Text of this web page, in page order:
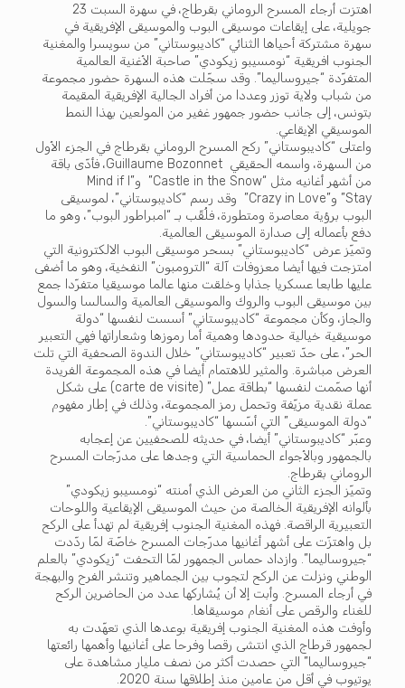
اهتزت أرجاء المسرح الروماني بقرطاج، في سهرة السبت 23
جويلية، على إيقاعات موسيقى البوب والموسيقى الإفريقية في
سهرة مشتركة أحياها الثنائي “كاديبوستاني” من سويسرا والمغنية
الجنوب افريقية “نومسيبو زيكودي” صاحبة الأغنية العالمية
المتفرّدة “جيروساليما”. وقد سجّلت هذه السهرة حضور مجموعة
من شباب ولاية توزر وعددا من أفراد الجالية الإفريقية المقيمة
بتونس، إلى جانب حضور جمهور غفير من المولعين بهذا النمط
الموسيقي الإيقاعي.
واعتلى “كاديبوستاني” ركح المسرح الروماني بقرطاج في الجزء الأول
من السهرة، واسمه الحقيقي Guillaume Bozonnet، فأدّى باقة
من أشهر أغانيه مثل “Castle in the Snow” و”Mind if I
Stay” و”Crazy in Love” وقد رسم “كاديبوستاني”، لموسيقى
البوب برؤية معاصرة ومتطورة، فلُقّب بـ “امبراطور البوب”، وهو ما
دفع بأعماله إلى صدارة الموسيقى العالمية.
وتميّز عرض “كاديبوستاني” بسحر موسيقى البوب الالكترونية التي
امتزجت فيها أيضا معزوفات آلة “الترومبون” النفخية، وهو ما أضفى
عليها طابعا عسكريا جذابا وخلقت منها عالما موسيقيا متفرّدا جمع
بين موسيقى البوب والروك والموسيقى العالمية والسالسا والسول
والجاز، وكأن مجموعة “كاديبوستاني” أسست لنفسها “دولة
موسيقية خيالية حدودها وهمية أما رموزها وشعاراتها فهي التعبير
الحر”، على حدّ تعبير “كاديبوستاني” خلال الندوة الصحفية التي تلت
العرض مباشرة. والمثير للاهتمام أيضا في هذه المجموعة الفريدة
أنها صمّمت لنفسها “بطاقة عمل” (carte de visite) على شكل
عملة نقدية مزيّفة وتحمل رمز المجموعة، وذلك في إطار مفهوم
“دولة الموسيقى” التي أسّسها “كاديبوستاني”.
وعبّر “كاديبوستاني” أيضا، في حديثه للصحفيين عن إعجابه
بالجمهور وبالأجواء الحماسية التي وجدها على مدرّجات المسرح
الروماني بقرطاج.
وتميّز الجزء الثاني من العرض الذي أمنته “نومسيبو زيكودي”
بألوانه الإفريقية الخالصة من حيث الموسيقى الإيقاعية واللوحات
التعبيرية الراقصة. فهذه المغنية الجنوب إفريقية لم تهدأ على الركح
بل واهتزّت على أشهر أغانيها مدرّجات المسرح خاصّة لمّا ردّدت
“جيروساليما”. وازداد حماس الجمهور لمّا التحفت “زيكودي” بالعلم
الوطني ونزلت عن الركح لتجوب بين الجماهير وتنشر الفرح والبهجة
في أرجاء المسرح. وأبت إلا أن يُشاركها عدد من الحاضرين الركح
للغناء والرقص على أنغام موسيقاها.
وأوفت هذه المغنية الجنوب إفريقية بوعدها الذي تعهّدت به
لجمهور قرطاج الذي انتشى رقصا وفرحا على أغانيها وأهمها رائعتها
“جيروساليما” التي حصدت أكثر من نصف مليار مشاهدة على
يوتيوب في أقل من عامين منذ إطلاقها سنة 2020.